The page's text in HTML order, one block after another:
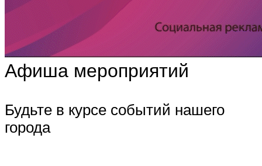
Афиша мероприятий
Будьте в курсе событий нашего
города